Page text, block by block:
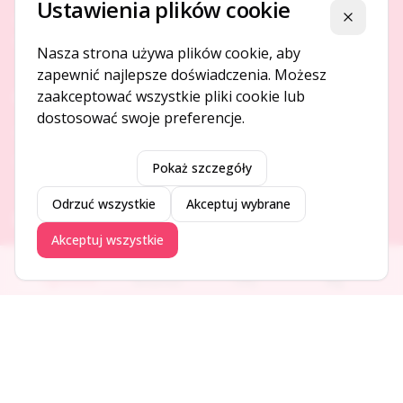
Platforma ogłoszeń i firm, która łączy ludzi i rozwija biznes
O NAS
DODAJ I PROMUJ
Dodaj ogłoszenie
Dodaj firmę
Ogłoszenia Aktualności Firmy Blog
Ustawienia plików cookie Zamknij
Nasza strona używa plików cookie, aby
zapewnić najlepsze doświadczenia. Możesz
zaakceptować wszystkie pliki cookie lub
dostosować swoje preferencje.
Pokaż szczegóły
Odrzuć wszystkie Akceptuj wybrane
Akceptuj wszystkie